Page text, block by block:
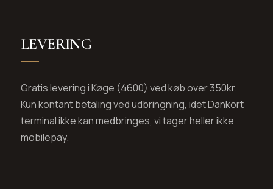
LEVERING
Gratis levering i Køge (4600) ved køb over 350kr.
Kun kontant betaling ved udbringning, idet Dankort
terminal ikke kan medbringes, vi tager heller ikke
mobilepay.